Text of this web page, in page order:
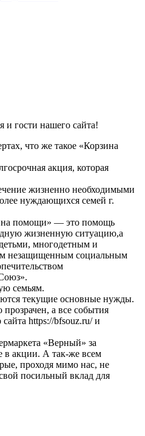
и гости нашего сайта!
что же такое «Корзина
акция, которая
жизненно необходимыми
нуждающихся семей г.
помощи» — это помощь
жизненную ситуацию,а
многодетным и
незащищенным социальным
семьям.
текущие основные нужды.
а все события
https://bfsouz.ru/ и
«Верный» за
в акции. А так-же всем
проходя мимо нас, не
посильный вклад для